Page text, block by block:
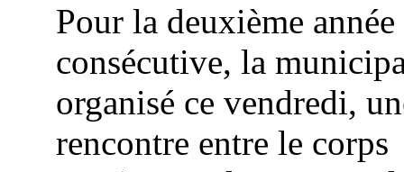
Pour la deuxième année
consécutive, la
organisé ce vendredi,
rencontre entre le corps